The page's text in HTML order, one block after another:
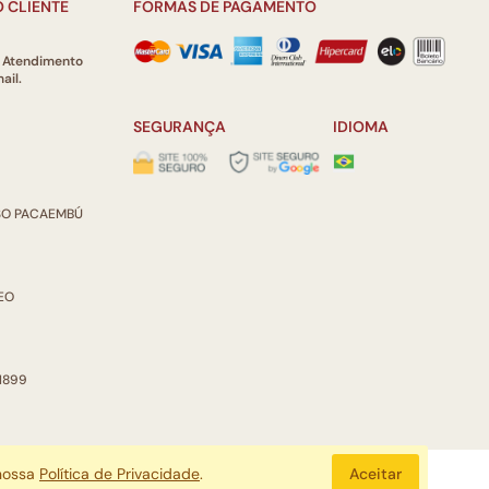
CLIENTE
Atendimento
PACAEMBÚ
FORMAS DE PAGAMENTO
SEGURANÇA IDIOMA
Política de Privacidade. Aceitar